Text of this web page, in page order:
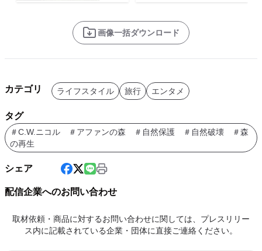
画像一括ダウンロード
カテゴリ ライフスタイル 旅行 エンタメ
タグ
＃C.W.ニコル ＃アファンの森 ＃自然保護 ＃自然破壊 ＃森
の再生
シェア
配信企業へのお問い合わせ
取材依頼・商品に対するお問い合わせに関しては、プレスリリー
ス内に記載されている企業・団体に直接ご連絡ください。